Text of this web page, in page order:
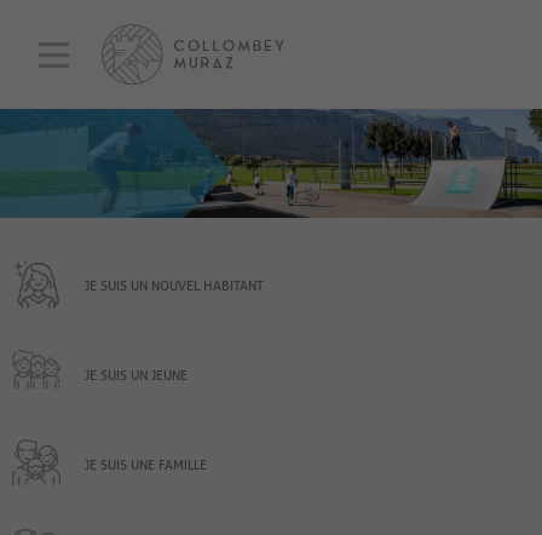
JE SUIS UN NOUVEL HABITANT
JE SUIS UN JEUNE
JE SUIS UNE FAMILLE